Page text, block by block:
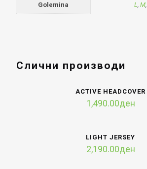
Golemina L, M,
Слични производи
ACTIVE HEADCOVER
1,490.00ден
LIGHT JERSEY
2,190.00ден